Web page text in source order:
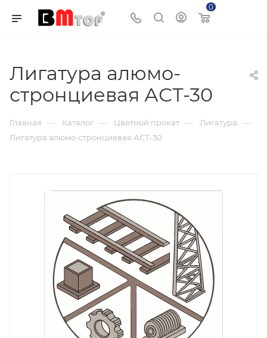
0
Лигатура алюмо-
стронциевая АСТ-30
Главная — Каталог — Цветной прокат — Лигатура —
Лигатура алюмо-стронциевая АСТ-30